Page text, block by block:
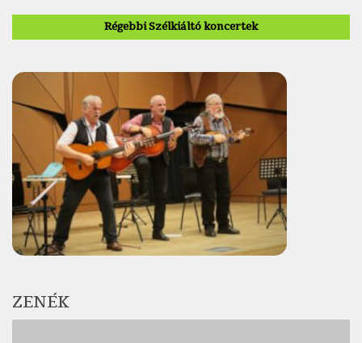
Régebbi Szélkiáltó koncertek
ZENÉK